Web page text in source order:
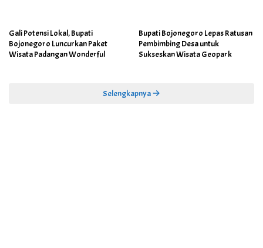
Gali Potensi Lokal, Bupati
Bojonegoro Luncurkan Paket
Wisata Padangan Wonderful
Bupati Bojonegoro Lepas Ratusan
Pembimbing Desa untuk
Sukseskan Wisata Geopark
Selengkapnya